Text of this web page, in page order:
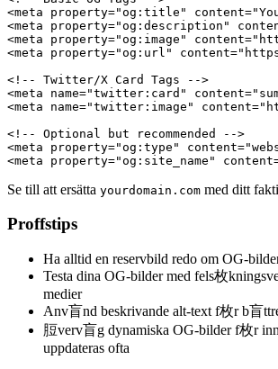
<meta property="og:title"
<meta property="og:description"
<meta property="og:image"
<meta property="og:url"
<!-- Twitter/X Card Tags -->
<meta name="twitter:card"
<meta name="twitter:image"
<!-- Optional but recommended -->
<meta property="og:type"
<meta property="og:site_name"
Se till att ersätta yourdomain.com med ditt
Proffstips
Ha alltid en reservbild redo om OG-
Testa dina OG-bilder med fels枚
medier
Anv盲nd beskrivande alt-text f枚r b盲
脰verv盲g dynamiska OG-bilder f枚r
uppdateras ofta